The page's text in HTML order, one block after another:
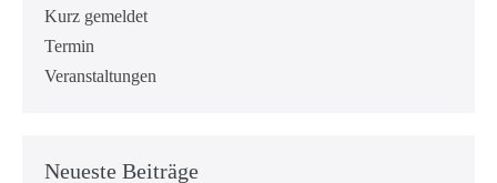
Kurz gemeldet
Termin
Veranstaltungen
Neueste Beiträge